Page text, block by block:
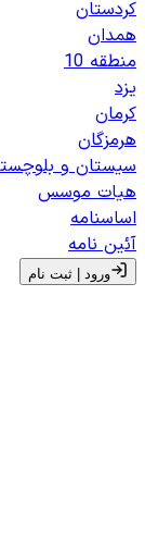
کردستان
همدان
منطقه 10
یزد
کرمان
هرمزگان
سیستان و
هیات موسس
اساسنامه
آئین نامه
ورود | ثبت‌ نام